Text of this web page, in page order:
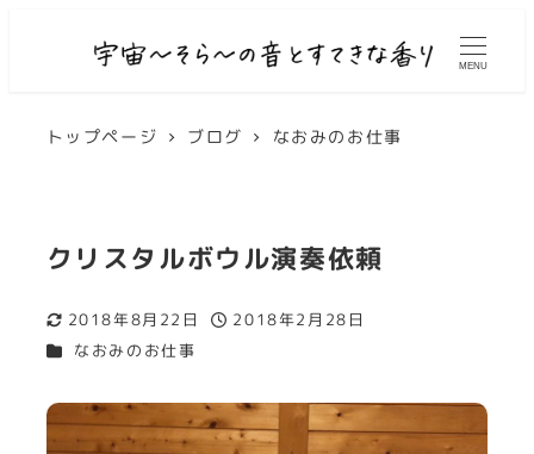
MENU
トップページ ブログ なおみのお仕事
クリスタルボウル演奏依頼
更新日
2018年8月22日
投稿日
2018年2月28日
カテゴリー
なおみのお仕事